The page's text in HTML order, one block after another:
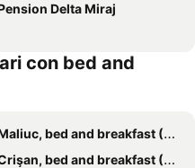
Delta Miraj
con bed and
bed and breakfast (B and B)
bed and breakfast (B and B)